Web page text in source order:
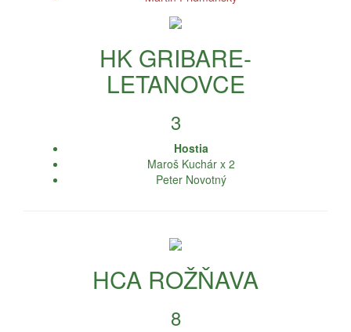
HK GRIBARE-
LETANOVCE
3
Hostia
Maroš Kuchár x 2
Peter Novotný
HCA ROŽŇAVA
8